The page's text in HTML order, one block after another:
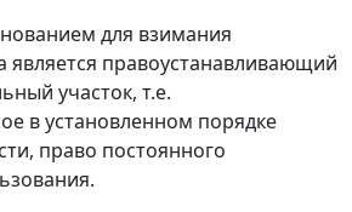
для взимания
является правоустанавливающий
участок, т.е.
в установленном порядке
право постоянного